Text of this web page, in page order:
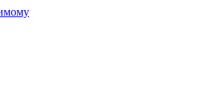
кофемашин и кофейной техники для дома